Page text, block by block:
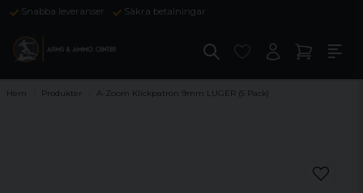
Snabba leveranser Säkra betalningar
Hem Produkter A-Zoom Klickpatron 9mm LUGER (5 Pack)